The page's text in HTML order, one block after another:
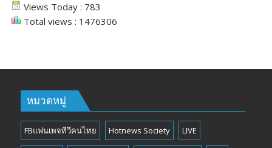
Views Today : 783
Total views : 1476306
หมวดหมู่
FBแฟนเพจทีวีคนไทย Hotnews Society LIVE